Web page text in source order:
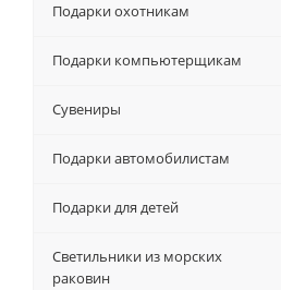
Подарки охотникам
Подарки компьютерщикам
Сувениры
Подарки автомобилистам
Подарки для детей
Светильники из морских
раковин